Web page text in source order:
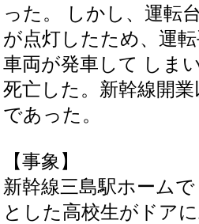
った。 しかし、運転
が点灯したため、運
車両が発車して しま
死亡した。新幹線開
であった。
【事象】
新幹線三島駅ホーム
とした高校生がドア